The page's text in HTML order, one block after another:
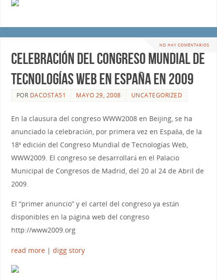
NO HAY COMENTARIOS
Celebración del Congreso Mundial de
Tecnologías Web en España en 2009
POR DACOSTA51 MAYO 29, 2008 UNCATEGORIZED
En la clausura del congreso WWW2008 en Beijing, se ha
anunciado la celebración, por primera vez en España, de la
18ª edición del Congreso Mundial de Tecnologías Web,
WWW2009. El congreso se desarrollará en el Palacio
Municipal de Congresos de Madrid, del 20 al 24 de Abril de
2009.
El “primer anuncio” y el cartel del congreso ya están
disponibles en la página web del congreso
http://www2009.org
read more| digg story